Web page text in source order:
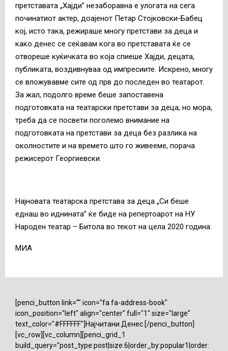
претставата „Хајди” незаборавна е улогата на сега
починатиот актер, доајенот Петар Стојковски-Бабец
кој, исто така, режираше многу претстави за деца и
како денес се сеќавам кога во претставата ќе се
отвореше куќичката во која спиеше Хајди, децата,
публиката, воздивнуваа од импресиите. Искрено, многу
се вложувавме сите од прв до последен во театарот.
За жал, подолго време беше запоставена
подготовката на театарски претстави за деца, но мора,
треба да се посвети поголемо внимaние на
подготовката на претстави за деца без разлика на
околностите и на времето што го живееме, порача
режисерот Георгиевски.
Најновата театарска претстава за деца „Си беше
еднаш во иднината” ќе биде на репертоарот на НУ
Народен театар – Битола во текот на цела 2020 година.
МИА
[penci_button link="" icon="fa fa-address-book"
icon_position="left" align="center" full="1" size="large"
text_color="#FFFFFF"]Најчитани Денес [/penci_button]
[vc_row][vc_column][penci_grid_1
build_query="post_type:post|size:6|order_by:popular1|order: